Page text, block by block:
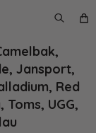
Jansport,
Red
UGG,